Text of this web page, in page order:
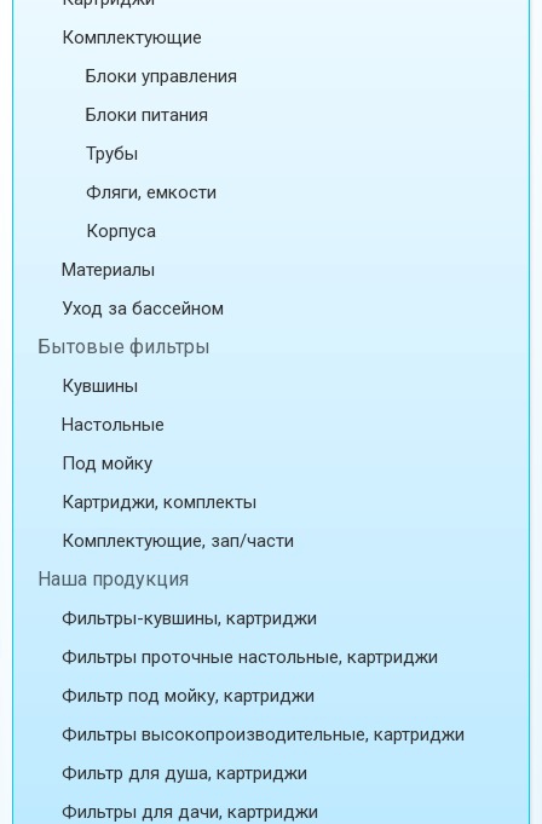
Комплектующие
Блоки управления
Блоки питания
Трубы
Фляги, емкости
Корпуса
Материалы
Уход за бассейном
Бытовые фильтры
Кувшины
Настольные
Под мойку
Картриджи, комплекты
Комплектующие, зап/части
Наша продукция
Фильтры-кувшины, картриджи
Фильтры проточные настольные, картриджи
Фильтр под мойку, картриджи
Фильтры высокопроизводительные, картриджи
Фильтр для душа, картриджи
Фильтры для дачи, картриджи